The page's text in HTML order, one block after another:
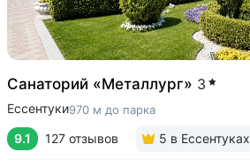
Санаторий «Металлург» 3
Ессентуки970 м до парка
9.1 127 отзывов 5 в Ессентуках